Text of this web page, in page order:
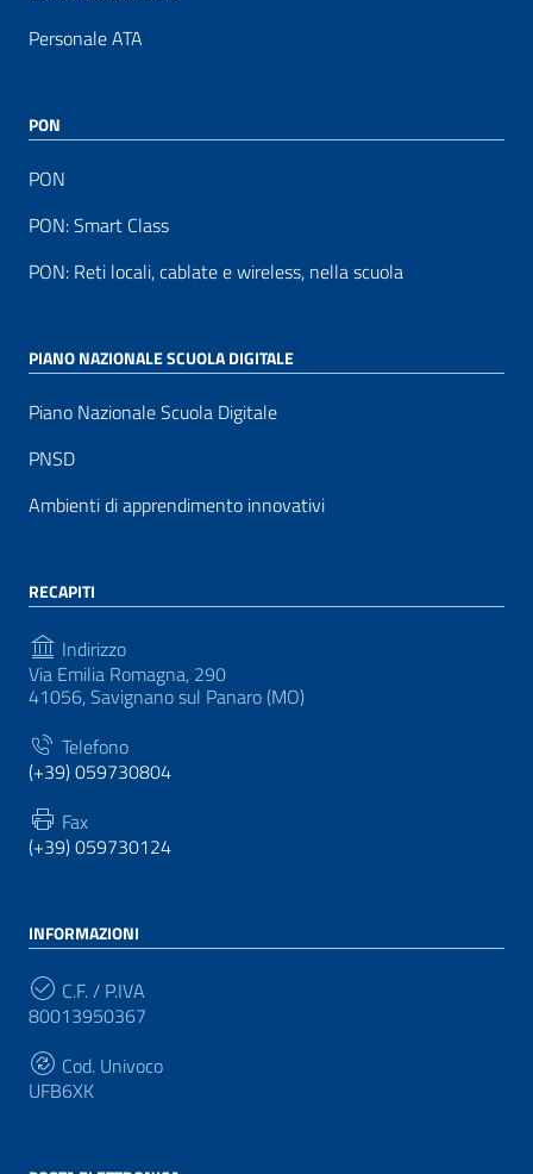
Personale ATA
PON
PON
PON: Smart Class
PON: Reti locali, cablate e wireless, nella scuola
PIANO NAZIONALE SCUOLA DIGITALE
Piano Nazionale Scuola Digitale
PNSD
Ambienti di apprendimento innovativi
RECAPITI
Indirizzo
Via Emilia Romagna, 290
41056, Savignano sul Panaro (MO)
Telefono
(+39) 059730804
Fax
(+39) 059730124
INFORMAZIONI
C.F. / P.IVA
80013950367
Cod. Univoco
UFB6XK